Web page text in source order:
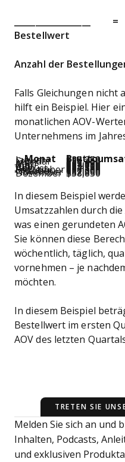
__________________
Bestellwert
Anzahl der
Falls Gleichungen nicht
hilft ein Beispiel. Hier
monatlichen AOV-
Unternehmens im
Monat
Januar $25,250
Februar $28,450
März $22,300
April $27,650
Mai $24,850
Juni $23,100
Juli $24,250
August $21,150
September $27,600
Oktober $29,300
November $32,600
Dezember $38,850
In diesem Beispiel
Umsatzzahlen durch
was einen gerundeten
Sie können diese
wöchentlich, täglich,
vornehmen – je
möchten.
In diesem Beispiel
Bestellwert im ersten
AOV des letzten
TRETEN SIE
Melden Sie sich an und
Inhalten, Podcasts,
und exklusiven